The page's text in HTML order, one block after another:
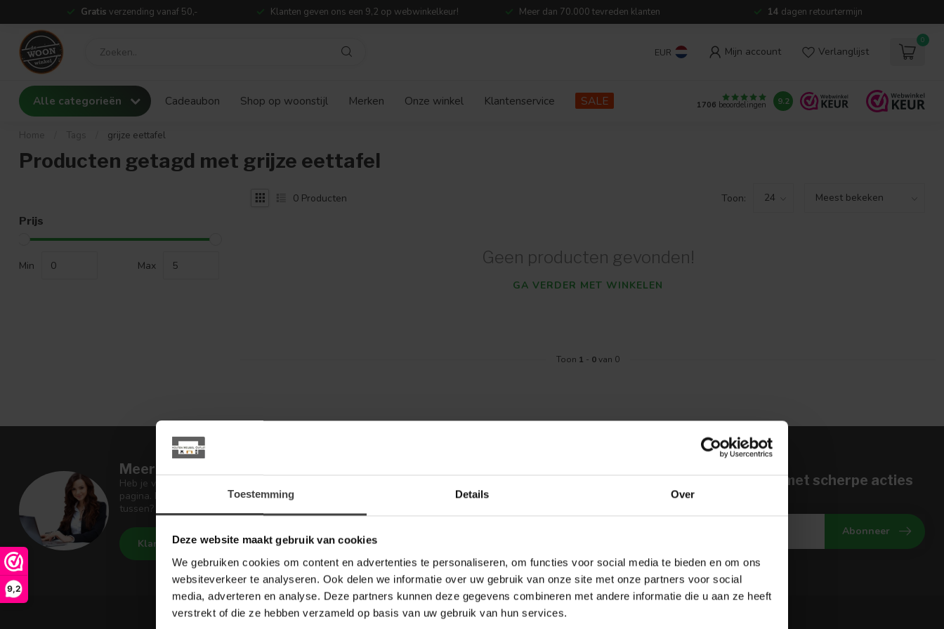
Toestemming Details Over
Deze website maakt gebruik van cookies
We gebruiken cookies om content en advertenties te personaliseren, om functies voor social media te bieden en om ons
websiteverkeer te analyseren. Ook delen we informatie over uw gebruik van onze site met onze partners voor social
media, adverteren en analyse. Deze partners kunnen deze gegevens combineren met andere informatie die u aan ze heeft
verstrekt of die ze hebben verzameld op basis van uw gebruik van hun services.
9,2
Gratis verzending vanaf 50,- Klanten geven ons een 9,2 op webwinkelkeur! Meer dan 70.000 tevreden klanten 14 dagen retourtermijn
EUR Mijn account Verlanglijst
0
Alle categorieën Cadeaubon Shop op woonstijl Merken Onze winkel Klantenservice SALE 1706 beoordelingen 9.2
Home Tags grijze eettafel
Producten getagd met grijze eettafel
Prijs
Min Max
0 Producten Toon:
Geen producten gevonden!
GA VERDER MET WINKELEN
Toon 1 - 0van 0
Meer informatie
Heb je vragen over onze artikelen of jouw aankoop? Bekijk dan de klantenservice
pagina. Daar staan antwoorden op veel gestelde vragen. Staat jouw vraag er niet
tussen? Dan staat er ook vermeld hoe je contact met ons kunt opnemen.
Klantenservice Houten Meubel Outlet
Meld je aan voor onze nieuwbrief met scherpe acties
Blijf op de hoogte van onze actuele aanbiedingen
Abonneer